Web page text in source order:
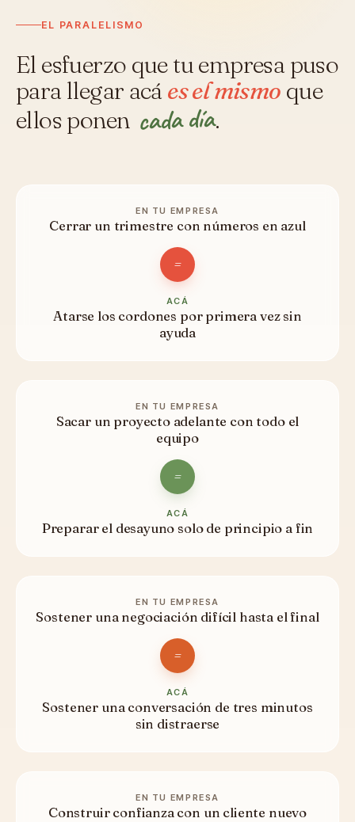
EL PARALELISMO
El esfuerzo que tu empresa puso
para llegar acá es el mismo que
ellos ponen cada día.
EN TU EMPRESA
Cerrar un trimestre con números en azul
=
ACÁ
Atarse los cordones por primera vez sin
ayuda
EN TU EMPRESA
Sacar un proyecto adelante con todo el
equipo
=
ACÁ
Preparar el desayuno solo de principio a fin
EN TU EMPRESA
Sostener una negociación difícil hasta el final
=
ACÁ
Sostener una conversación de tres minutos
sin distraerse
EN TU EMPRESA
Construir confianza con un cliente nuevo